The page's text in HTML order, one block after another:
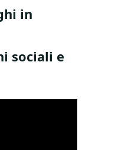
in
sociali e